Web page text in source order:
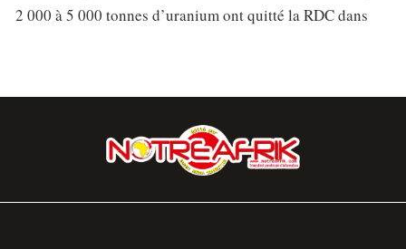
2 000 à 5 000 tonnes d’uranium ont quitté la RDC dans